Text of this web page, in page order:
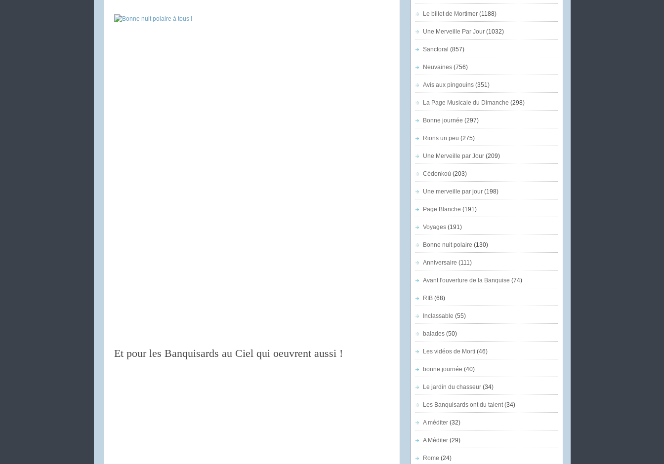
Et pour les Banquisards au Ciel qui oeuvrent aussi !
Le billet de Mortimer(1188)
Une Merveille Par Jour(1032)
Sanctoral (857)
Neuvaines(756)
Avis aux pingouins(351)
La Page Musicale du Dimanche (298)
Bonne journée (297)
Rions un peu (275)
Une Merveille par Jour(209)
Cédonkoù (203)
Une merveille par jour(198)
Page Blanche (191)
Voyages(191)
Bonne nuit polaire (130)
Anniversaire (111)
Avant l'ouverture de la Banquise (74)
RIB(68)
Inclassable (55)
balades(50)
Les vidéos de Morti (46)
bonne journée (40)
Le jardin du chasseur(34)
Les Banquisards ont du talent(34)
A méditer(32)
A Méditer(29)
Rome (24)